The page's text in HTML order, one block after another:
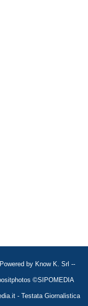
by Know K. Srl --
©SIPOMEDIA
- Testata Giornalistica